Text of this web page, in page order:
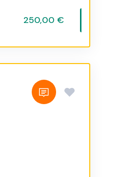
250,00 €